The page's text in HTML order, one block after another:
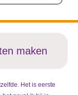
maken
Het is eerste